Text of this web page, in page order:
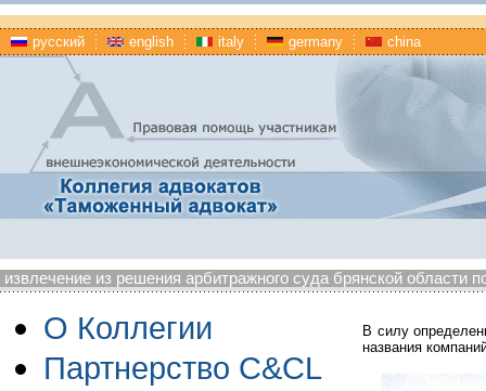
русский english italy germany china
извлечение из решения арбитражного суда брянской области
О Коллегии
Партнерство C&CL
В силу
названия